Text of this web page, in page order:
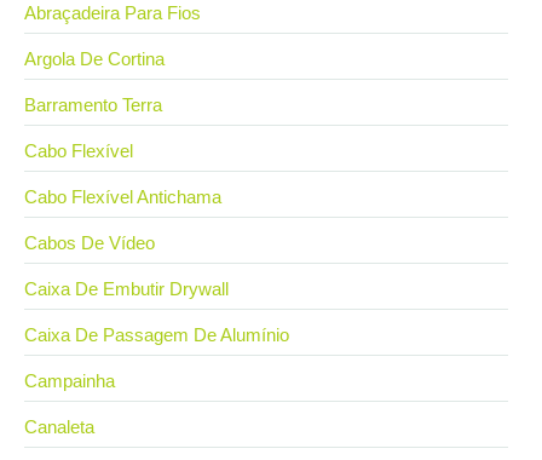
Abraçadeira Para Fios
Argola De Cortina
Barramento Terra
Cabo Flexível
Cabo Flexível Antichama
Cabos De Vídeo
Caixa De Embutir Drywall
Caixa De Passagem De Alumínio
Campainha
Canaleta